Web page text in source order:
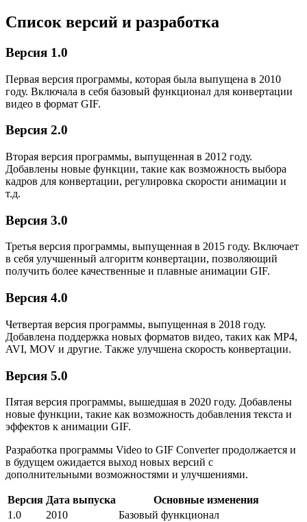
Список версий и разработка
Версия 1.0
Первая версия программы, которая была выпущена в 2010
году. Включала в себя базовый функционал для конвертации
видео в формат GIF.
Версия 2.0
Вторая версия программы, выпущенная в 2012 году.
Добавлены новые функции, такие как возможность выбора
кадров для конвертации, регулировка скорости анимации и
т.д.
Версия 3.0
Третья версия программы, выпущенная в 2015 году. Включает
в себя улучшенный алгоритм конвертации, позволяющий
получить более качественные и плавные анимации GIF.
Версия 4.0
Четвертая версия программы, выпущенная в 2018 году.
Добавлена поддержка новых форматов видео, таких как MP4,
AVI, MOV и другие. Также улучшена скорость конвертации.
Версия 5.0
Пятая версия программы, вышедшая в 2020 году. Добавлены
новые функции, такие как возможность добавления текста и
эффектов к анимации GIF.
Разработка программы Video to GIF Converter продолжается и
в будущем ожидается выход новых версий с
дополнительными возможностями и улучшениями.
Версия Дата выпуска
Основные изменения
1.0
2010
Базовый функционал